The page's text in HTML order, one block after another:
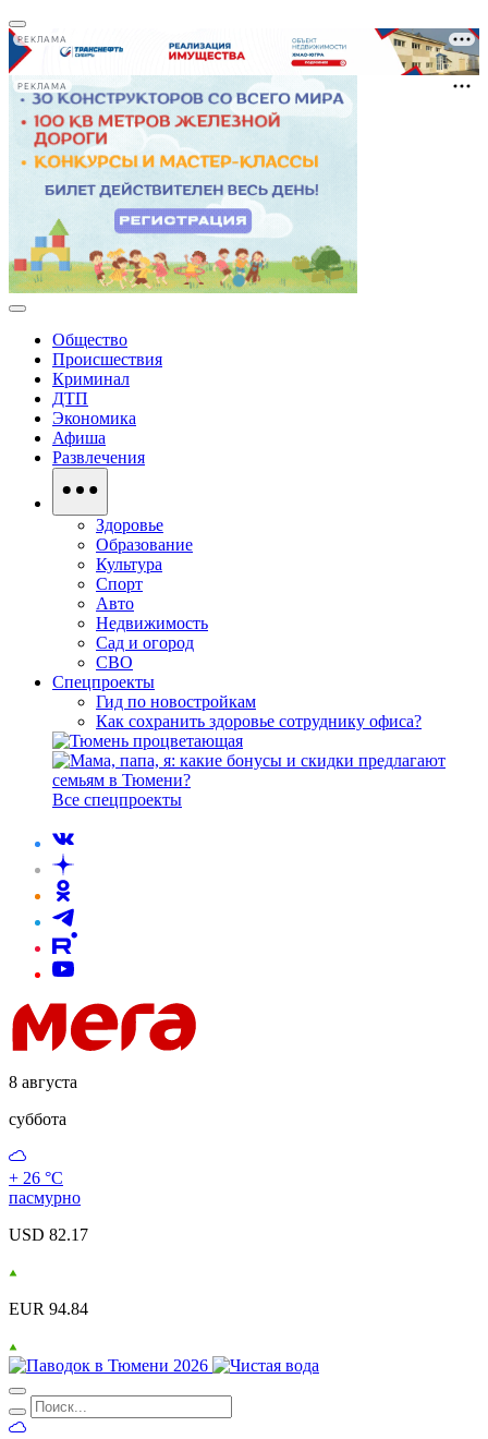
РЕКЛАМА
РЕКЛАМА
Общество
Происшествия
Криминал
ДТП
Экономика
Афиша
Развлечения
Здоровье
Образование
Культура
Спорт
Авто
Недвижимость
Сад и огород
СВО
Спецпроекты
Гид по новостройкам
Как сохранить здоровье сотруднику офиса?
Все спецпроекты
8 августа
суббота
+ 26 °С
пасмурно
USD 82.17
EUR 94.84